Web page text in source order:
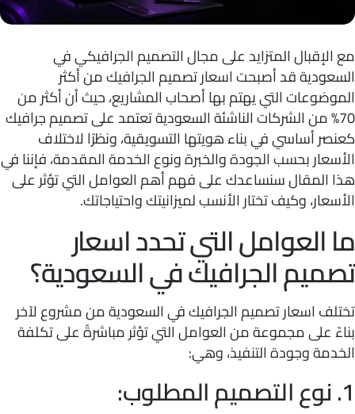
المتزايد على مجال التصميم الجرافيكي في
قد أصبحت اسعار تصميم الجرافيك من أكثر
التي يهتم بها أصحاب المشاريع، حيث أن أكثر من
من الشركات الناشئة السعودية تعتمد على تصميم جرافيك
أساسي في بناء هويتها التسويقية، ونظرًا لاختلاف
بحسب الجودة والخبرة ونوع الخدمة المقدمة، فإننا في
المقال سنساعدك على فهم أهم العوامل التي تؤثر على
وكيف تختار الأنسب لميزانيتك واحتياجاتك.
العوامل التي تحدد اسعار
الجرافيك في السعودية؟
اسعار تصميم الجرافيك في السعودية من مشروع لآخر
على مجموعة من العوامل التي تؤثر مباشرةً على تكلفة
وجودة التنفيذ، وهي: